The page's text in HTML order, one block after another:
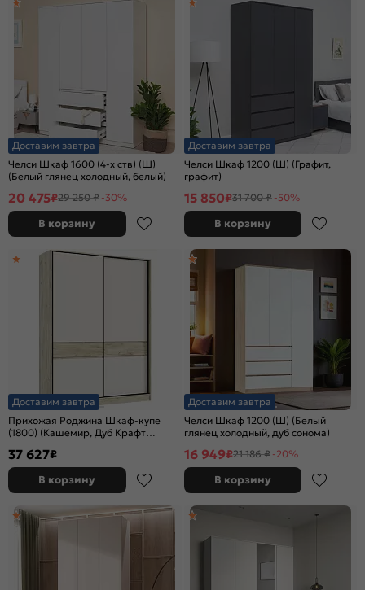
Доставим завтра
Челси Шкаф 1600 (4-х ств) (Ш)
(Белый глянец холодный, белый)
20 475₽29 250 ₽ -30%
В корзину
Доставим завтра
Челси Шкаф 1200 (Ш) (Графит,
графит)
15 850₽31 700 ₽ -50%
В корзину
Доставим завтра
Прихожая Роджина Шкаф-купе
(1800) (Кашемир, Дуб Крафт
37 627₽
В корзину
Доставим завтра
Челси Шкаф 1200 (Ш) (Белый
глянец холодный, дуб сонома)
16 949₽21 186 ₽ -20%
В корзину